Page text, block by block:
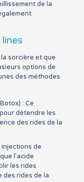
de la
sorcière et que
options de
des méthodes
: Ce
détendre les
des rides de la
injections de
l’acide
les rides
des rides de la